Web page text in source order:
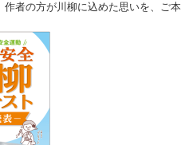
者の方が川柳に込めた思いを、ご